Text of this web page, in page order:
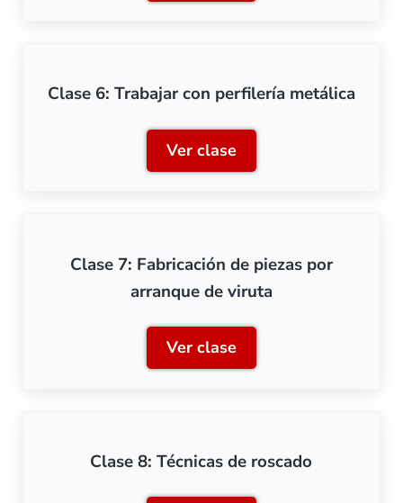
Clase 6: Trabajar con perfilería metálica
Ver claseClase 6: Trabajar con
Clase 7: Fabricación de piezas por
arranque de viruta
Ver claseClase 7: Fabricación de
Clase 8: Técnicas de roscado